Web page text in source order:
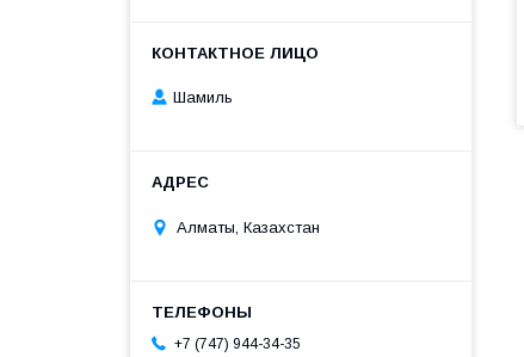
Шамиль
Алматы, Казахстан
+7 (747) 944-34-35